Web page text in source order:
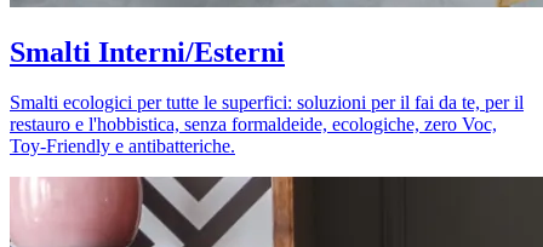
Smalti Interni/Esterni
Smalti ecologici per tutte le superfici: soluzioni per il fai da te, per il
restauro e l'hobbistica, senza formaldeide, ecologiche, zero Voc,
Toy-Friendly e antibatteriche.